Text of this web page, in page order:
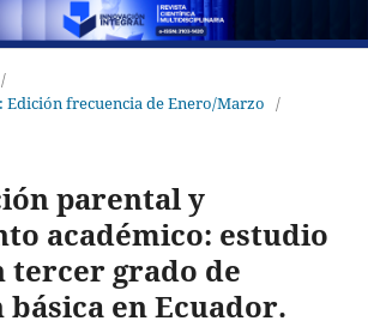
/
Edición frecuencia de Enero/Marzo /
parental y
académico: estudio
tercer grado de
básica en Ecuador.